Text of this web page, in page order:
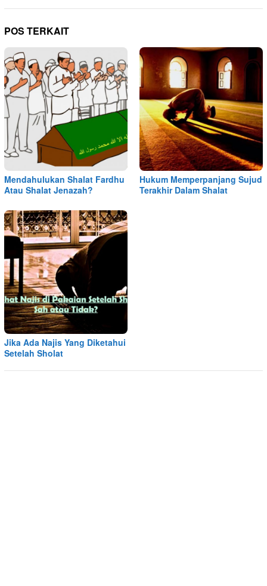
POS TERKAIT
Mendahulukan Shalat Fardhu
Atau Shalat Jenazah?
Hukum Memperpanjang Sujud
Terakhir Dalam Shalat
Jika Ada Najis Yang Diketahui
Setelah Sholat